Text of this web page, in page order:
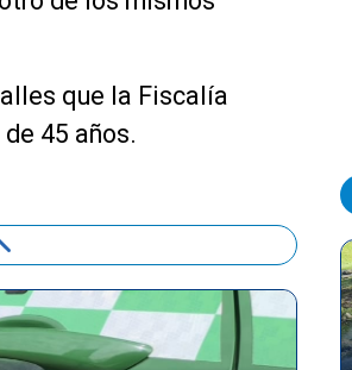
que la Fiscalía
45 años.